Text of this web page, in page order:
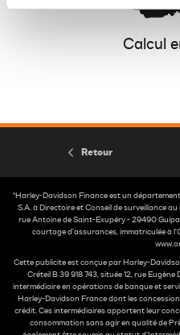
Calcul
Retour
*Harley-Davidson Finance est un
S.A. à Directoire et Conseil de surveillance
rue Antoine de Saint-Exupéry - 29490
courtage d’assurances, immatriculée à
Cette publicite est conçue par Harley-
Créteil B 39 918 743, située 12, rue
intermédiaire en opérations de banque et
Harley-Davidson France dont les
crédit. Ces intermédiaires apportent leur
consommation sans agir en qualité de